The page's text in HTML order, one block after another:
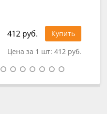
412 руб.
Купить
Цена за 1 шт: 412 руб.